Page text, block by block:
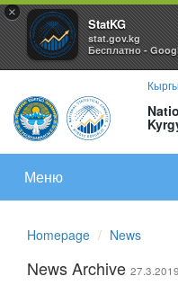
×
StatKG
stat.gov.kg
Бесплатно -
Меню
Homepage News
News Archive 27.3.2019